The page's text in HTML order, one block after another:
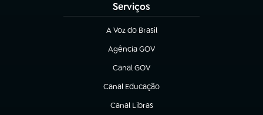
Serviços
A Voz do Brasil
(abre em nova aba)
Agência GOV
(abre em nova aba)
Canal GOV
(abre em nova aba)
Canal Educação
(abre em nova aba)
Canal Libras
(abre em nova aba)